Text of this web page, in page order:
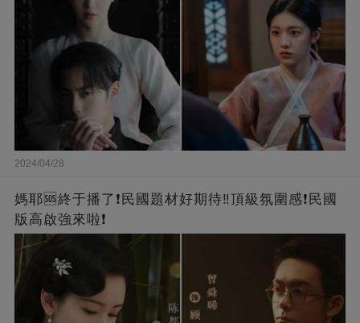
2024/04/28
媽耶🆘終于播了❗️民國題材好期待‼️頂級氛圍感❗️民國
版高啟強來啦❗